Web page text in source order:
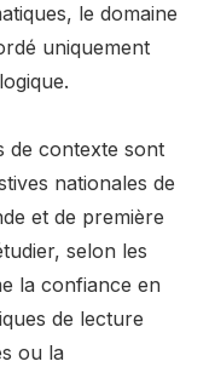
le domaine
uniquement
de contexte sont
nationales de
et de première
selon les
la confiance en
de lecture
ou la